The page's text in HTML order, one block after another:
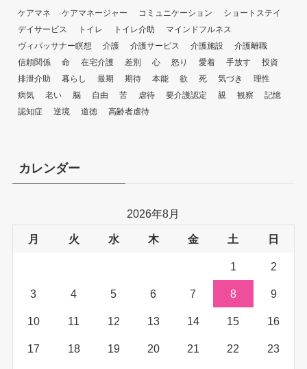
ケアマネ ケアマネージャー コミュニケーション
ショートステイ
デイサービス
トイレ トイレ介助
マインドフルネス
ヴィパッサナー瞑想
介護 介護サービス 介護施設
介護離職
信頼関係
命 在宅介護 差別 心 怒り 愛着 手放す
投資
排泄介助
暮らし 最期 期待 本能 欲 死 気づき
理性
病気
老い 脳 自由 苦 虐待 要介護認定 親 観察
記憶
認知症
逆境 道徳 高齢者虐待
カレンダー
2026年8月
月 火 水 木 金 土 日
1 2
3 4 5 6 7 8 9
10 11 12 13 14 15 16
17 18 19 20 21 22 23